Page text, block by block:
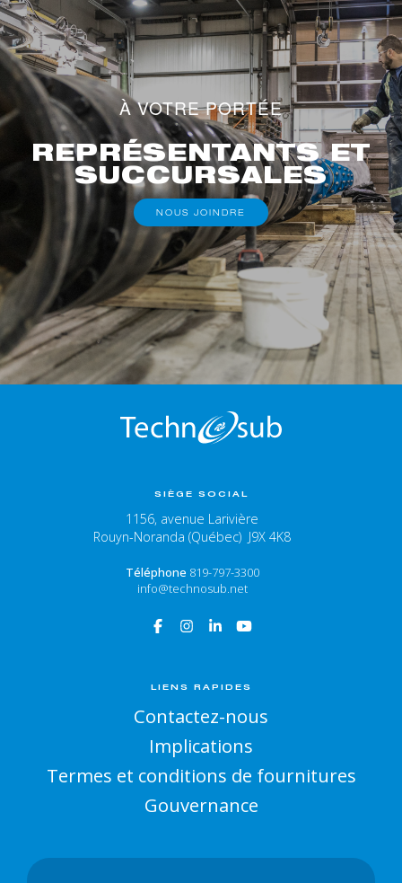
À VOTRE PORTÉE
REPRÉSENTANTS ET
SUCCURSALES
NOUS JOINDRE
SIÈGE SOCIAL
1156, avenue Larivière
Rouyn-Noranda (Québec) J9X 4K8
Téléphone 819-797-3300
info@technosub.net
LIENS RAPIDES
Contactez-nous
Implications
Termes et conditions de fournitures
Gouvernance